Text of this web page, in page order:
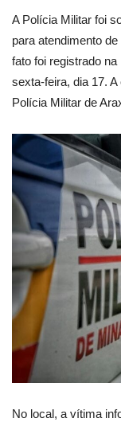
A Polícia Militar foi
para atendimento
fato foi registrado
sexta-feira, dia 17.
Polícia Militar de
No local, a vítima